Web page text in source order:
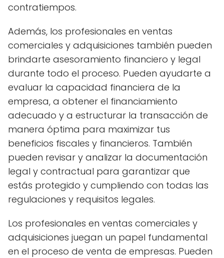
contratiempos.
Además, los profesionales en ventas
comerciales y adquisiciones también pueden
brindarte asesoramiento financiero y legal
durante todo el proceso. Pueden ayudarte a
evaluar la capacidad financiera de la
empresa, a obtener el financiamiento
adecuado y a estructurar la transacción de
manera óptima para maximizar tus
beneficios fiscales y financieros. También
pueden revisar y analizar la documentación
legal y contractual para garantizar que
estás protegido y cumpliendo con todas las
regulaciones y requisitos legales.
Los profesionales en ventas comerciales y
adquisiciones juegan un papel fundamental
en el proceso de venta de empresas. Pueden